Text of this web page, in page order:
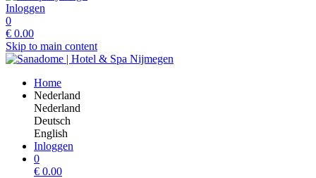
Inloggen
0
€ 0.00
Skip to main content
Home
Nederland
Nederland
Deutsch
English
Inloggen
0
€ 0.00